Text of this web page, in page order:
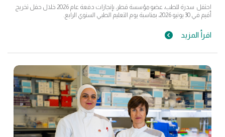
احتفل سدرة للطب، عضو مؤسسة قطر، بإنجازات دفعة عام 2026 خلال حفل تخريج
أقيم في 30 يونيو 2026، بمناسبة يوم التعليم الطبي السنوي الرابع.
اقرأ المزيد